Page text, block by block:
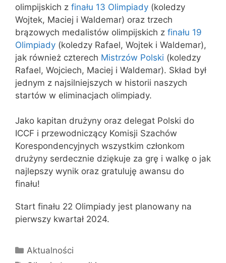
olimpijskich z finału 13 Olimpiady (koledzy
Wojtek, Maciej i Waldemar) oraz trzech
brązowych medalistów olimpijskich z finału 19
Olimpiady (koledzy Rafael, Wojtek i Waldemar),
jak również czterech Mistrzów Polski (koledzy
Rafael, Wojciech, Maciej i Waldemar). Skład był
jednym z najsilniejszych w historii naszych
startów w eliminacjach olimpiady.
Jako kapitan drużyny oraz delegat Polski do
ICCF i przewodniczący Komisji Szachów
Korespondencyjnych wszystkim członkom
drużyny serdecznie dziękuje za grę i walkę o jak
najlepszy wynik oraz gratuluję awansu do
finału!
Start finału 22 Olimpiady jest planowany na
pierwszy kwartał 2024.
Kategorie
Aktualności